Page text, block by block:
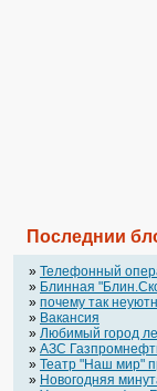
Последнии
» Телефонный
» Блинная
» почему так
» Вакансия
» Любимый город
» АЗС
» Театр "Наш мир"
» Новогодняя